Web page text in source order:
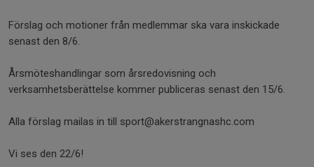
Förslag och motioner från medlemmar ska vara inskickade
senast den 8/6.
Årsmöteshandlingar som årsredovisning och
verksamhetsberättelse kommer publiceras senast den 15/6.
Alla förslag mailas in till sport@akerstrangnashc.com
Vi ses den 22/6!